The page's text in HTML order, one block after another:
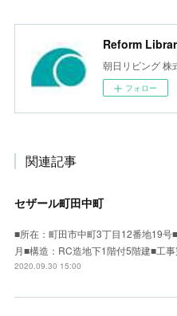
Reform
朝日リビング 株
フォロー
関連記事
セザール町田中町
■所在：町田市中町3丁目12番地19号
月■構造：RC造地下1階付5階建■工
2020.09.30 15:00